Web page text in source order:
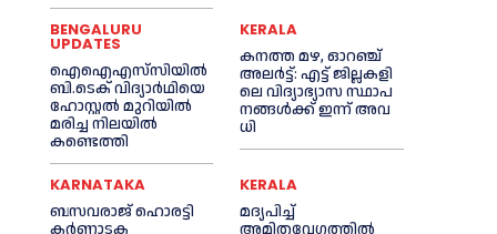
BENGALURU
UPDATES
ഐഐഎസ്‌സിയിൽ
ബി.ടെക് വിദ്യാർഥിയെ
ഹോസ്റ്റൽ മുറിയിൽ
മരിച്ച നിലയിൽ
കണ്ടെത്തി
KERALA
ക​ന​ത്ത മ​ഴ, ഓറഞ്ച്
അലർട്ട്: എ​ട്ട് ജി​ല്ല​ക​ളി​
ലെ വി​ദ്യാ​ഭ്യാ​സ സ്ഥാ​പ​
ന​ങ്ങ​ൾ​ക്ക് ഇ​ന്ന് അ​വ​
ധി
KARNATAKA
ബസവരാജ് ഹൊരട്ടി
KERALA
മദ്യപിച്ച്